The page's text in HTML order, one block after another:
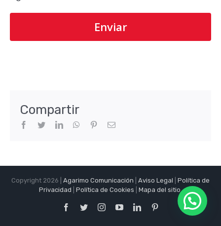
Compartir
Facebook
TwitterLinkedIn
WhatsApp
Pinterest
Correo
Copyright 2026 | Agarimo Comunicación Aviso Legal
Política de
Privacidad
Política de Cookies Mapa del sitio.
Facebook
TwitterInstagramYouTubeLinkedInPinterest